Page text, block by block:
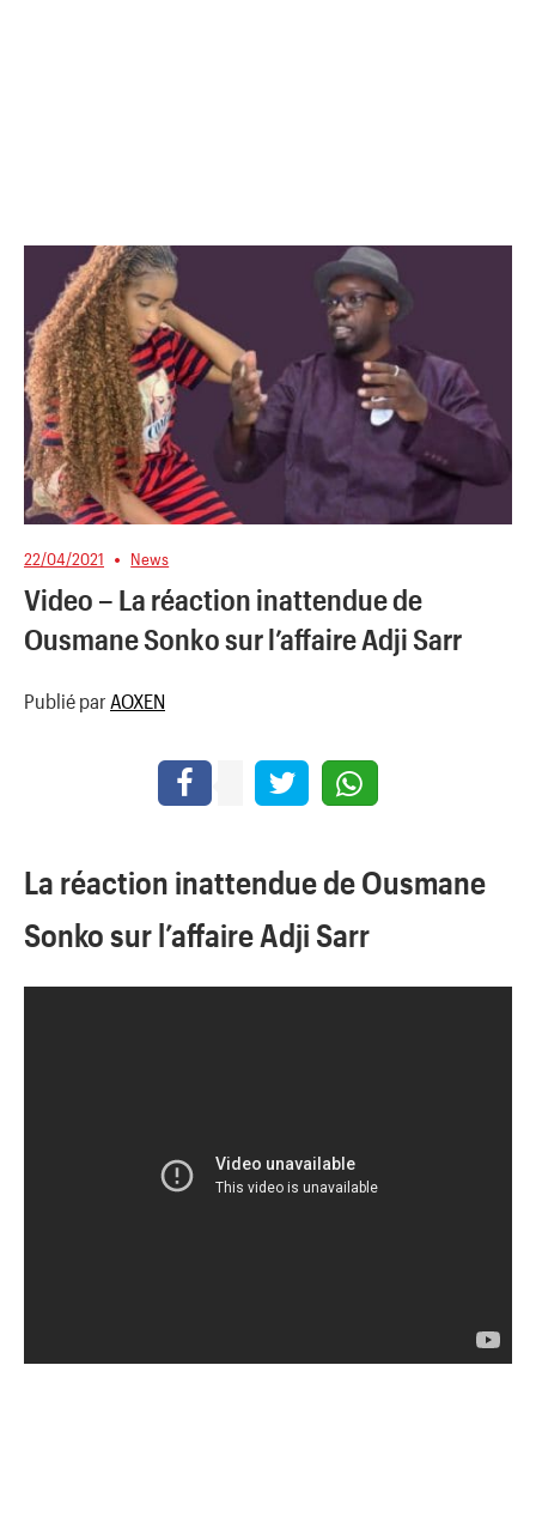
22/04/2021 News
Video – La réaction inattendue de
Ousmane Sonko sur l’affaire Adji Sarr
Publié par AOXEN
La réaction inattendue de Ousmane
Sonko sur l’affaire Adji Sarr